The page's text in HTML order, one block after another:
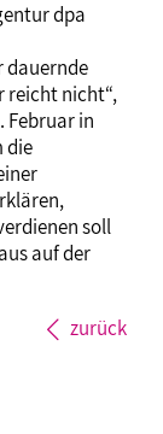
dpa
dauernde
reicht nicht“,
Februar in
die
soll
auf der
zurück